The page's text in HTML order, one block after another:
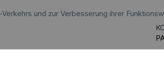
und zur Verbesserung ihrer